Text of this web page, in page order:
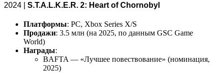
2024 | S.T.A.L.K.E.R. 2: Heart of Chornobyl
Платформы: PC, Xbox Series X/S
Продажи: 3.5 млн (на 2025, по данным GSC Game
World)
Награды:
BAFTA — «Лучшее повествование» (номинация,
2025)